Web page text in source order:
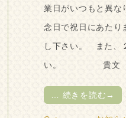
業日がいつもと異
念日で祝日にあたり
し下さい。 また、
い。 貴文 漢方
続きを読む→